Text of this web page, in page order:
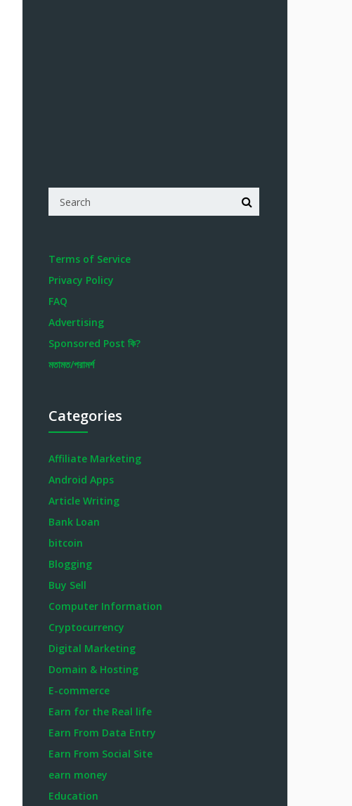
Terms of Service
Privacy Policy
FAQ
Advertising
Sponsored Post কি?
মতামত/পরামর্শ
Categories
Affiliate Marketing
Android Apps
Article Writing
Bank Loan
bitcoin
Blogging
Buy Sell
Computer Information
Cryptocurrency
Digital Marketing
Domain & Hosting
E-commerce
Earn for the Real life
Earn From Data Entry
Earn From Social Site
earn money
Education